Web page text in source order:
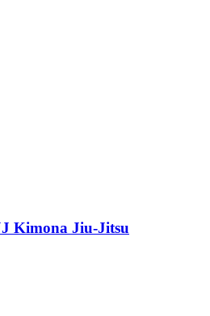
Kimona Jiu-Jitsu